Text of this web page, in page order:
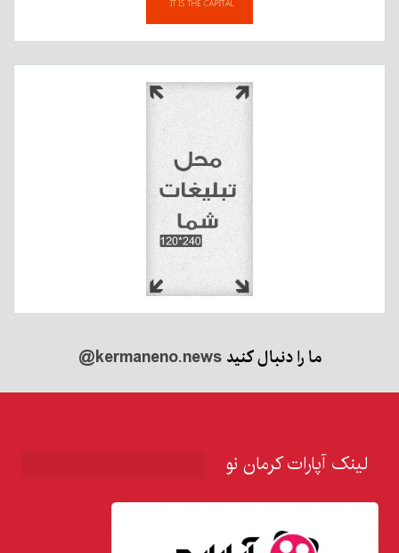
ما را دنبال کنید@kermaneno.news
لینک آپارات کرمان نو